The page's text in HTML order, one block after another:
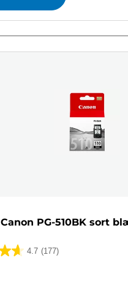
Canon PG-510BK sort
4.7 (177)